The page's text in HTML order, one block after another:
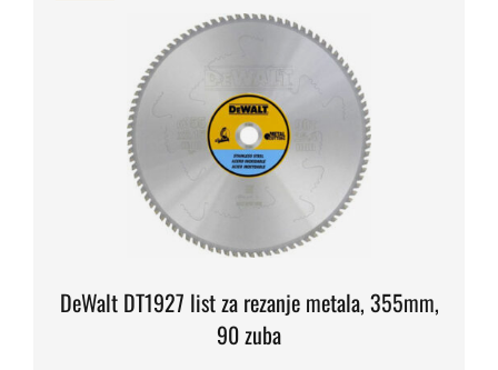
DeWalt DT1927 list za rezanje metala, 355mm,
90 zuba